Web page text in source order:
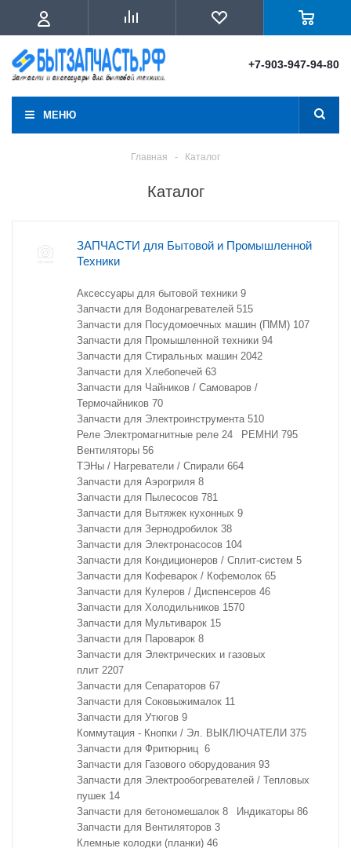
+7-903-947-94-80
МЕНЮ
Главная - Каталог
Каталог
ЗАПЧАСТИ для Бытовой и Промышленной
Техники
Аксессуары для бытовой техники 9
Запчасти для Водонагревателей 515
Запчасти для Посудомоечных машин (ПММ) 107
Запчасти для Промышленной техники 94
Запчасти для Стиральных машин 2042
Запчасти для Хлебопечей 63
Запчасти для Чайников / Самоваров /
Термочайников 70
Запчасти для Электроинструмента 510
Реле Электромагнитные реле 24 РЕМНИ 795
Вентиляторы 56
ТЭНы / Нагреватели / Спирали 664
Запчасти для Аэрогриля 8
Запчасти для Пылесосов 781
Запчасти для Вытяжек кухонных 9
Запчасти для Зернодробилок 38
Запчасти для Электронасосов 104
Запчасти для Кондиционеров / Сплит-систем 5
Запчасти для Кофеварок / Кофемолок 65
Запчасти для Кулеров / Диспенсеров 46
Запчасти для Холодильников 1570
Запчасти для Мультиварок 15
Запчасти для Пароварок 8
Запчасти для Электрических и газовых
плит 2207
Запчасти для Сепараторов 67
Запчасти для Соковыжималок 11
Запчасти для Утюгов 9
Коммутация - Кнопки / Эл. ВЫКЛЮЧАТЕЛИ 375
Запчасти для Фритюрниц 6
Запчасти для Газового оборудования 93
Запчасти для Электрообогревателей / Тепловых
пушек 14
Запчасти для бетономешалок 8 Индикаторы 86
Запчасти для Вентиляторов 3
Клемные колодки (планки) 46